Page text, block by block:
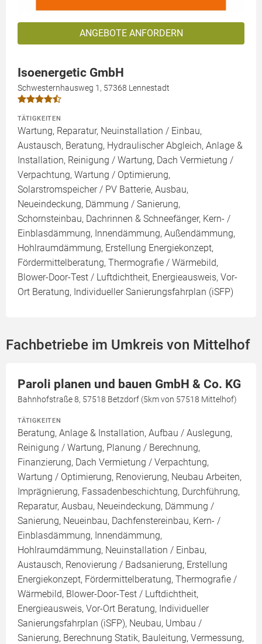
ANGEBOTE ANFORDERN
Isoenergetic GmbH
Schwesternhausweg 1, 57368 Lennestadt
TÄTIGKEITEN
Wartung, Reparatur, Neuinstallation / Einbau,
Austausch, Beratung, Hydraulischer Abgleich, Anlage &
Installation, Reinigung / Wartung, Dach Vermietung /
Verpachtung, Wartung / Optimierung,
Solarstromspeicher / PV Batterie, Ausbau,
Neueindeckung, Dämmung / Sanierung,
Schornsteinbau, Dachrinnen & Schneefänger, Kern- /
Einblasdämmung, Innendämmung, Außendämmung,
Hohlraumdämmung, Erstellung Energiekonzept,
Fördermittelberatung, Thermografie / Wärmebild,
Blower-Door-Test / Luftdichtheit, Energieausweis, Vor-
Ort Beratung, Individueller Sanierungsfahrplan (iSFP)
Fachbetriebe im Umkreis von Mittelhof
Paroli planen und bauen GmbH & Co. KG
Bahnhofstraße 8, 57518 Betzdorf (5km von 57518 Mittelhof)
TÄTIGKEITEN
Beratung, Anlage & Installation, Aufbau / Auslegung,
Reinigung / Wartung, Planung / Berechnung,
Finanzierung, Dach Vermietung / Verpachtung,
Wartung / Optimierung, Renovierung, Neubau Arbeiten,
Imprägnierung, Fassadenbeschichtung, Durchführung,
Reparatur, Ausbau, Neueindeckung, Dämmung /
Sanierung, Neueinbau, Dachfenstereinbau, Kern- /
Einblasdämmung, Innendämmung,
Hohlraumdämmung, Neuinstallation / Einbau,
Austausch, Renovierung / Badsanierung, Erstellung
Energiekonzept, Fördermittelberatung, Thermografie /
Wärmebild, Blower-Door-Test / Luftdichtheit,
Energieausweis, Vor-Ort Beratung, Individueller
Sanierungsfahrplan (iSFP), Neubau, Umbau /
Sanierung, Berechnung Statik, Bauleitung, Vermessung,